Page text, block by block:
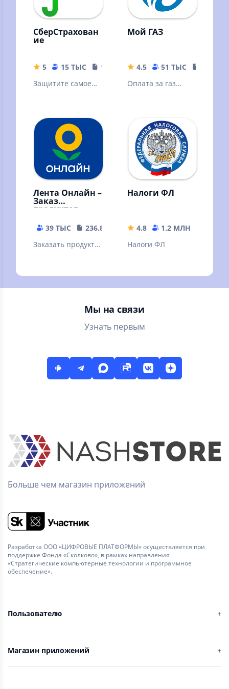
СберСтрахован
ие
5 15 ТЫС
188.31 MB
Защитите самое
Мой ГАЗ
4.5 51 ТЫС
Оплата за газ
Лента Онлайн –
Заказ
продуктов
39 ТЫС
236.89 MB
Заказать продукты
по промокоду
Первый
Налоги ФЛ
4.8 1.2 МЛН
Налоги ФЛ
Мы на связи
Узнать первым
Больше чем магазин приложений
Разработка ООО «ЦИФРОВЫЕ ПЛАТФОРМЫ» осуществляется при
поддержке Фонда «Сколково», в рамках направления
«Стратегические компьютерные технологии и программное
обеспечение».
Пользователю
Магазин приложений